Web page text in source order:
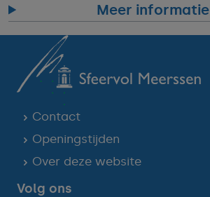
Meer informatie
Contact
Openingstijden
Over deze website
Volg ons